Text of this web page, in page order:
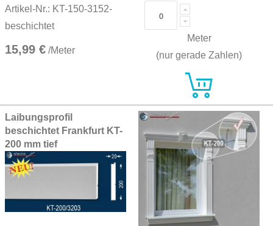
Artikel-Nr.: KT-150-3152-
beschichtet
15,99 € /Meter
Meter
(nur gerade Zahlen)
Laibungsprofil
beschichtet Frankfurt KT-
200 mm tief